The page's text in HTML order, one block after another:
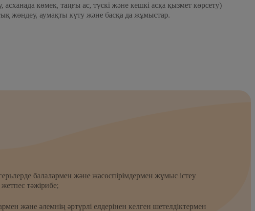
көмек, таңғы ас, түскі және кешкі асқа қызмет көрсету)
жөндеу, аумақты күту және басқа да жұмыстар.
балалармен және жасөспірімдермен жұмыс істеу
тәжірибе;
және әлемнің әртүрлі елдерінен келген шетелдіктермен